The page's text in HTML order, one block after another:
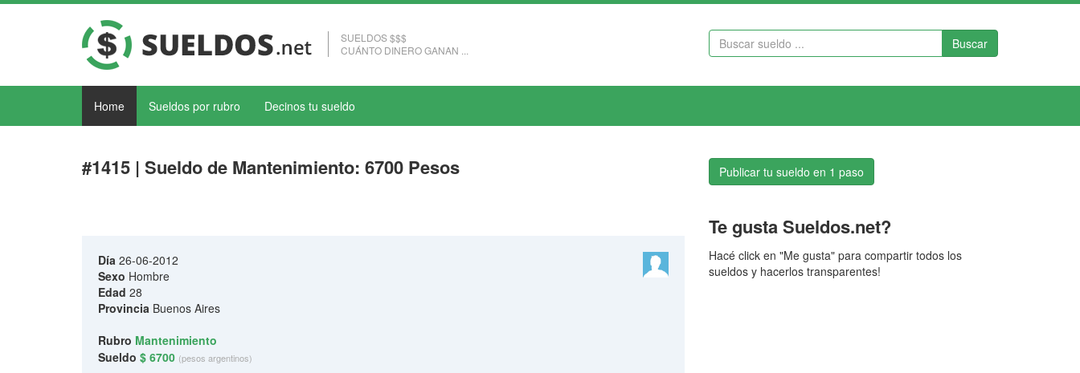
SUELDOS $$$
CUÁNTO DINERO GANAN ...
Buscar
Home Sueldos por rubro Decinos tu sueldo
#1415 | Sueldo de Mantenimiento: 6700 Pesos
Día 26-06-2012
Sexo Hombre
Edad 28
Provincia Buenos Aires
Rubro Mantenimiento
Sueldo $ 6700 (pesos argentinos)
Publicar tu sueldo en 1 paso
Te gusta Sueldos.net?
Hacé click en "Me gusta" para compartir todos los
sueldos y hacerlos transparentes!